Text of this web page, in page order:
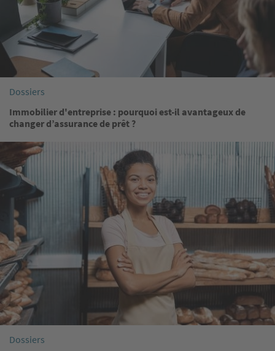
Dossiers
Immobilier d'entreprise : pourquoi est-il avantageux de
changer d’assurance de prêt ?
Image
Dossiers